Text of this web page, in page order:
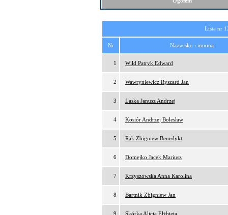
Lista nr
Nr Nazwisko i imiona
1 Wild Patryk Edward
2 Wawryniewicz Ryszard Jan
3 Laska Janusz Andrzej
4 Kosiór Andrzej Bolesław
5 Rak Zbigniew Benedykt
6 Domejko Jacek Mariusz
7 Krzyszowska Anna Karolina
8 Bartnik Zbigniew Jan
9 Skórka Alicja Elżbieta